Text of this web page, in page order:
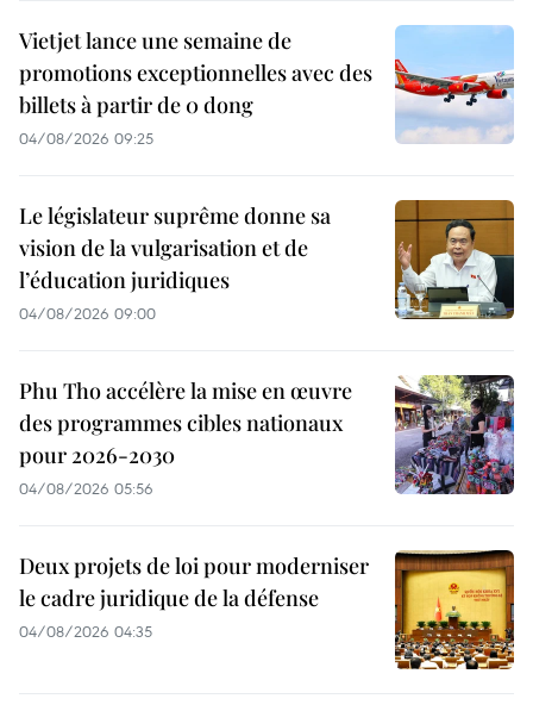
Vietjet lance une semaine de
promotions exceptionnelles avec des
billets à partir de 0 dong
04/08/2026 09:25
Le législateur suprême donne sa
vision de la vulgarisation et de
l’éducation juridiques
04/08/2026 09:00
Phu Tho accélère la mise en œuvre
des programmes cibles nationaux
pour 2026-2030
04/08/2026 05:56
Deux projets de loi pour moderniser
le cadre juridique de la défense
04/08/2026 04:35